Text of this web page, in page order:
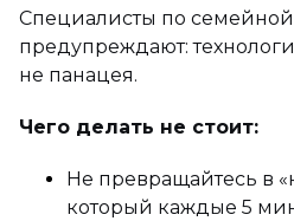
Специалисты по
предупреждают:
не панацея.
Чего делать не стоит:
Не превращайтесь в
который каждые 5